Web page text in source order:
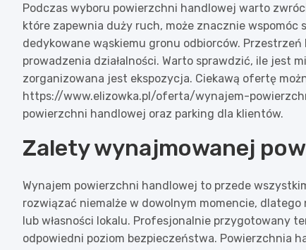
Podczas wyboru powierzchni handlowej warto
które zapewnia duży ruch, może znacznie wspomóc
dedykowane wąskiemu gronu odbiorców.
prowadzenia działalności. Warto sprawdzić, ile jest
zorganizowana jest ekspozycja. Ciekawą ofertę
https://www.elizowka.pl/oferta/wynajem-
powierzchni handlowej oraz parking dla klientów.
Zalety wynajmowanej
Wynajem powierzchni handlowej to przede
rozwiązać niemalże w dowolnym momencie,
lub własności lokalu. Profesjonalnie przygotowany
odpowiedni poziom bezpieczeństwa. Powierzchnia